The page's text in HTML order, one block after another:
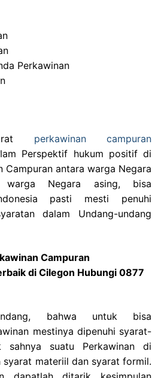
Perkawinan
perkawinan campuran
Perspektif hukum positif di
Campuran antara warga Negara
warga Negara asing, bisa
pasti mesti penuhi
dalam Undang-undang
Campuran
di Cilegon Hubungi 0877
bahwa untuk bisa
mestinya dipenuhi syarat-
sahnya suatu Perkawinan di
syarat materiil dan syarat formil.